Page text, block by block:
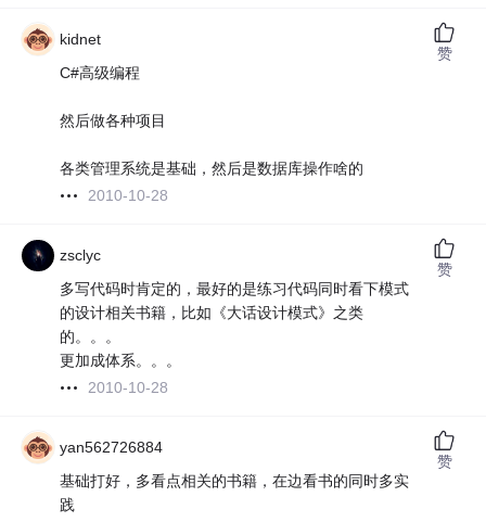
kidnet
C#高级编程
然后做各种项目
各类管理系统是基础，然后是数据库操作啥的
2010-10-28
赞
zsclyc
多写代码时肯定的，最好的是练习代码同时看下模式
的设计相关书籍，比如《大话设计模式》之类
的。。。
更加成体系。。。
2010-10-28
赞
yan562726884
基础打好，多看点相关的书籍，在边看书的同时多实
践
赞